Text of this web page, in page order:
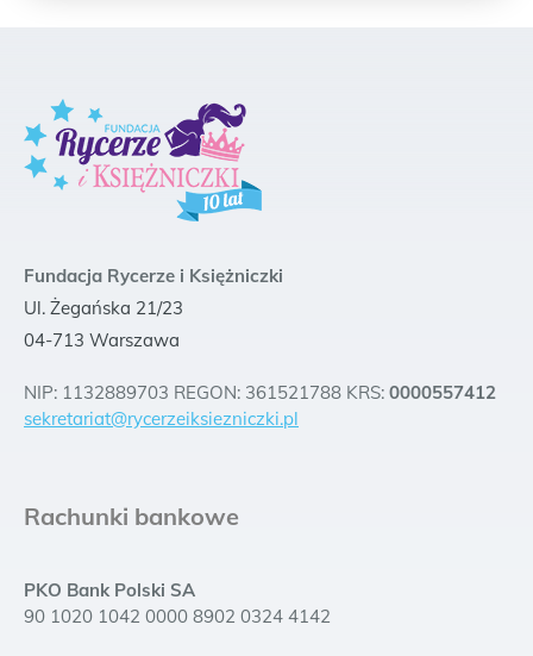
Fundacja Rycerze i Księżniczki
Ul. Żegańska 21/23
04-713 Warszawa
NIP: 1132889703 REGON: 361521788 KRS: 0000557412
sekretariat@rycerzeiksiezniczki.pl
Rachunki bankowe
PKO Bank Polski SA
90 1020 1042 0000 8902 0324 4142